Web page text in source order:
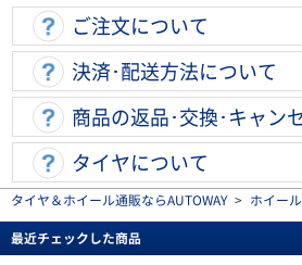
ご注文について
決済･配送方法について
商品の返品･交換･キャン
タイヤについて
タイヤ＆ホイール通販ならAUTOWAY > ホイー
最近チェックした商品